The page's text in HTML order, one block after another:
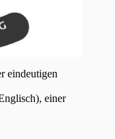
eindeutigen
einer